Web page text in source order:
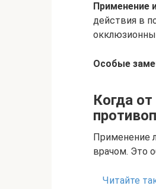
Применение
действия в
Особые
Когда
Применение
врачом. Это
Читайте